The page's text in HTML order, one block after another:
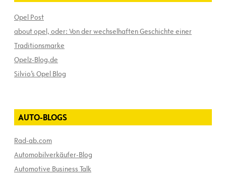
Opel Post
about opel, oder: Von der wechselhaften Geschichte einer
Traditionsmarke
Opelz-Blog.de
Silvio’s Opel Blog
AUTO-BLOGS
Rad-ab.com
Automobilverkäufer-Blog
Automotive Business Talk